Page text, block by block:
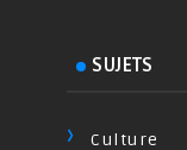
SUJETS
Culture